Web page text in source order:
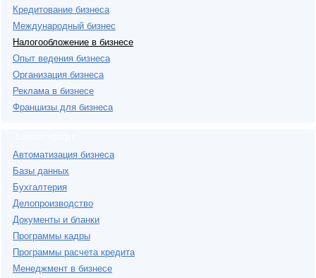
Кредитование бизнеса
Международный бизнес
Налогообложение в бизнесе
Опыт ведения бизнеса
Организация бизнеса
Реклама в бизнесе
Франшизы для бизнеса
Автоматизация бизнеса
Базы данных
Бухгалтерия
Делопроизводство
Документы и бланки
Программы кадры
Программы расчета кредита
Менеджмент в бизнесе